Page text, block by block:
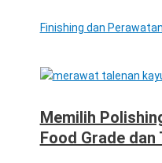
Finishing dan
Memilih
Food Grade dan